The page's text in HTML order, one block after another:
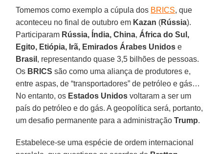
Tomemos como exemplo a cúpula dos BRICS, que
aconteceu no final de outubro em Kazan (Rússia).
Participaram Rússia, Índia, China, África do Sul,
Egito, Etiópia, Irã, Emirados Árabes Unidose
Brasil , representando quase 3,5 bilhões de pessoas.
Os BRICS são como uma aliança de produtores e,
entre aspas, de “transportadores” de petróleo e gás…
No entanto, os Estados Unidos voltaram a ser um
país do petróleo e do gás. A geopolítica será, portanto,
um desafio permanente para a administraçãoTrump.
Estabelece-se uma espécie de ordem internacional